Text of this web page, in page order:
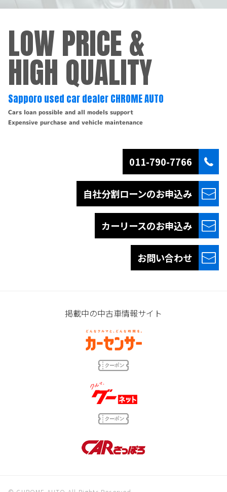
LOW PRICE &
HIGH QUALITY
Sapporo used car dealer CHROME AUTO
Cars loan possible and all models support
Expensive purchase and vehicle maintenance
011-790-7766
自社分割ローンのお申込み
カーリースのお申込み
お問い合わせ
掲載中の中古車情報サイト